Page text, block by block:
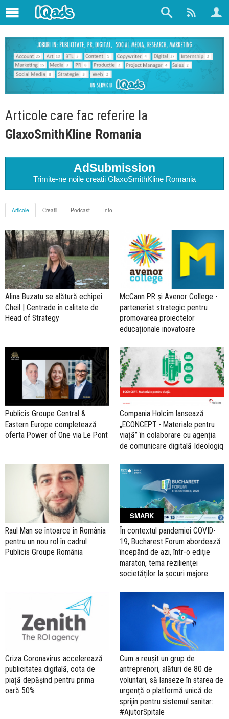
Articole care fac referire la
GlaxoSmithKline Romania
AdSubmission
Trimite-ne noile creatii GlaxoSmithKline Romania
Articole Creatii Podcast Info
Alina Buzatu se alătură echipei
Cheil | Centrade în calitate de
Head of Strategy
McCann PR și Avenor College -
parteneriat strategic pentru
promovarea proiectelor
educaționale inovatoare
Publicis Groupe Central &
Eastern Europe completează
oferta Power of One via Le Pont
Compania Holcim lansează
„ECONCEPT - Materiale pentru
viață” în colaborare cu agenția
de comunicare digitală Ideologiq
Raul Man se întoarce în România
pentru un nou rol în cadrul
Publicis Groupe România
SMARK
În contextul pandemiei COVID-
19, Bucharest Forum abordează
începând de azi, într-o ediție
maraton, tema rezilienței
societăților la șocuri majore
Criza Coronavirus accelerează
publicitatea digitală, cota de
piață depășind pentru prima
oară 50%
Cum a reușit un grup de
antreprenori, alături de 80 de
voluntari, să lanseze în starea de
urgență o platformă unică de
sprijin pentru sistemul sanitar:
#AjutorSpitale